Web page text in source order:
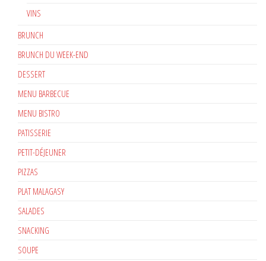
VINS
BRUNCH
BRUNCH DU WEEK-END
DESSERT
MENU BARBECUE
MENU BISTRO
PATISSERIE
PETIT-DÉJEUNER
PIZZAS
PLAT MALAGASY
SALADES
SNACKING
SOUPE